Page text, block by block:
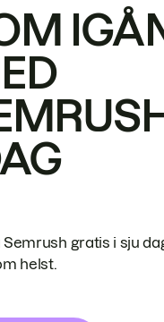
Semrush gratis i sju
helst.